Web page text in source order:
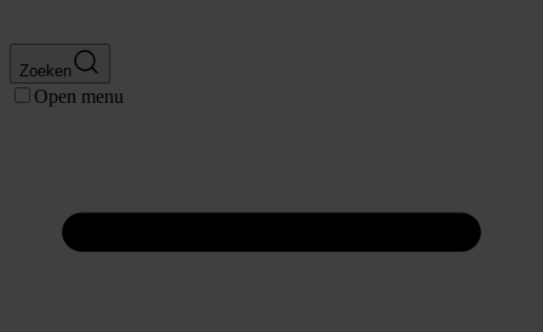
Zoeken
Open menu